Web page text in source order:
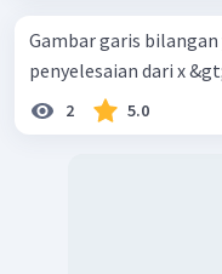
Gambar garis
penyelesaian dari x
2 5.0